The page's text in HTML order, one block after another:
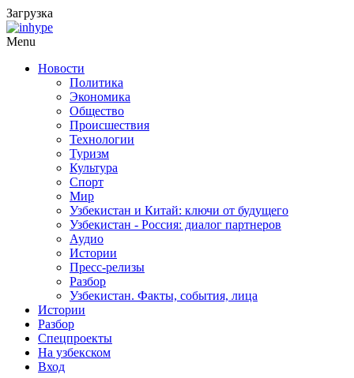
Загрузка
Menu
Новости
Политика
Экономика
Общество
Происшествия
Технологии
Туризм
Культура
Спорт
Мир
Узбекистан и Китай: ключи от будущего
Узбекистан - Россия: диалог партнеров
Аудио
Истории
Пресс-релизы
Разбор
Узбекистан. Факты, события, лица
Истории
Разбор
Спецпроекты
На узбекском
Вход